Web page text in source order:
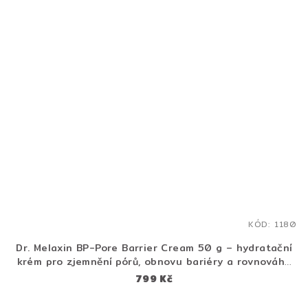
Dr. Melaxin BP-Pore Barrier Cream 50 g – hydratační
krém pro zjemnění pórů, obnovu bariéry a rovnováhu
pleti
799 Kč
KÓD: 1180